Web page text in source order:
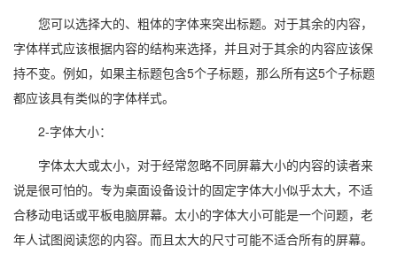
您可以选择大的、粗体的字体来突出标题。对于其余的内容，
字体样式应该根据内容的结构来选择，并且对于其余的内容应该保
持不变。例如，如果主标题包含5个子标题，那么所有这5个子标题
都应该具有类似的字体样式。
2-字体大小：
字体太大或太小，对于经常忽略不同屏幕大小的内容的读者来
说是很可怕的。专为桌面设备设计的固定字体大小似乎太大，不适
合移动电话或平板电脑屏幕。太小的字体大小可能是一个问题，老
年人试图阅读您的内容。而且太大的尺寸可能不适合所有的屏幕。